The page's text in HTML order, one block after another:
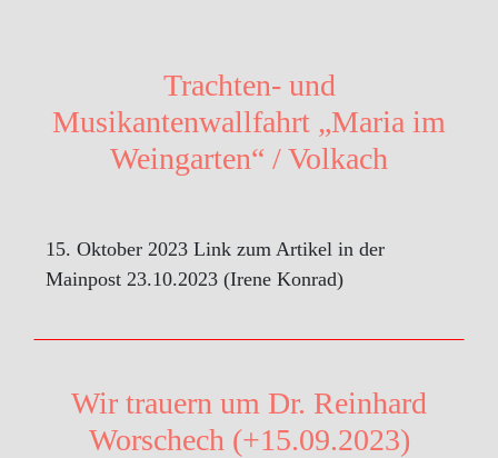
Trachten- und
Musikantenwallfahrt „Maria im
Weingarten“ / Volkach
15. Oktober 2023 Link zum Artikel in der
Mainpost 23.10.2023 (Irene Konrad)
Wir trauern um Dr. Reinhard
Worschech (+15.09.2023)